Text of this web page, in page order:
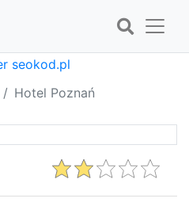
Hotel Poznań